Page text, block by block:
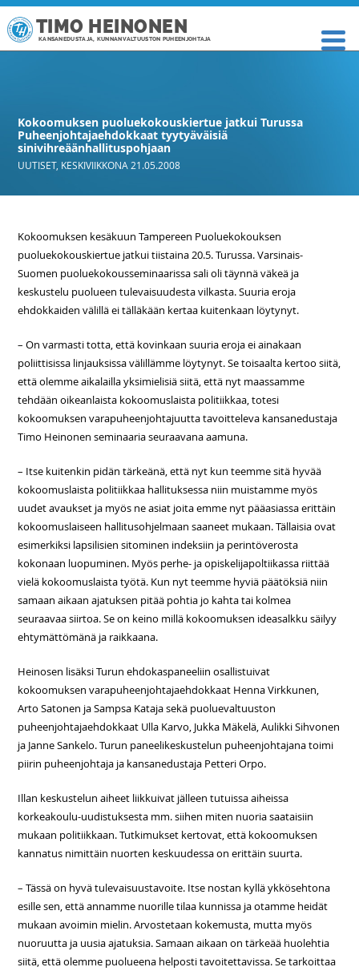
TIMO HEINONEN
KANSANEDUSTAJA, KUNNANVALTUUSTON PUHEENJOHTAJA
Kokoomuksen puoluekokouskiertue jatkui Turussa
Puheenjohtajaehdokkaat tyytyäväisiä
sinivihreäänhallituspohjaan
UUTISET, KESKIVIIKKONA 21.05.2008
Kokoomuksen kesäkuun Tampereen Puoluekokouksen
puoluekokouskiertue jatkui tiistaina 20.5. Turussa. Varsinais-
Suomen puoluekokousseminaarissa sali oli täynnä väkeä ja
keskustelu puolueen tulevaisuudesta vilkasta. Suuria eroja
ehdokkaiden välillä ei tälläkään kertaa kuitenkaan löytynyt.
– On varmasti totta, että kovinkaan suuria eroja ei ainakaan
poliittisissa linjauksissa välillämme löytynyt. Se toisaalta kertoo siitä,
että olemme aikalailla yksimielisiä siitä, että nyt maassamme
tehdään oikeanlaista kokoomuslaista politiikkaa, totesi
kokoomuksen varapuheenjohtajuutta tavoitteleva kansanedustaja
Timo Heinonen seminaaria seuraavana aamuna.
– Itse kuitenkin pidän tärkeänä, että nyt kun teemme sitä hyvää
kokoomuslaista politiikkaa hallituksessa niin muistamme myös
uudet avaukset ja myös ne asiat joita emme nyt pääasiassa erittäin
kokoomuslaiseen hallitusohjelmaan saaneet mukaan. Tällaisia ovat
esimerkiksi lapsilisien sitominen indeksiin ja perintöverosta
kokonaan luopuminen. Myös perhe- ja opiskelijapoltiikassa riittää
vielä kokoomuslaista työtä. Kun nyt teemme hyviä päätöksiä niin
samaan aikaan ajatuksen pitää pohtia jo kahta tai kolmea
seuraavaa siirtoa. Se on keino millä kokoomuksen ideasalkku säilyy
ehtymättömänä ja raikkaana.
Heinosen lisäksi Turun ehdokaspaneeliin osallistuivat
kokoomuksen varapuheenjohtajaehdokkaat Henna Virkkunen,
Arto Satonen ja Sampsa Kataja sekä puoluevaltuuston
puheenjohtajaehdokkaat Ulla Karvo, Jukka Mäkelä, Aulikki Sihvonen
ja Janne Sankelo. Turun paneelikeskustelun puheenjohtajana toimi
piirin puheenjohtaja ja kansanedustaja Petteri Orpo.
Illan keskustelun aiheet liikkuivat jälleen tutuissa aiheissa
korkeakoulu-uudistuksesta mm. siihen miten nuoria saataisiin
mukaan politiikkaan. Tutkimukset kertovat, että kokoomuksen
kannatus nimittäin nuorten keskuudessa on erittäin suurta.
– Tässä on hyvä tulevaisuustavoite. Itse nostan kyllä ykkösehtona
esille sen, että annamme nuorille tilaa kunnissa ja otamme heidät
mukaan avoimin mielin. Arvostetaan kokemusta, mutta myös
nuoruutta ja uusia ajatuksia. Samaan aikaan on tärkeää huolehtia
siitä, että olemme puolueena helposti tavoitettavissa. Se tarkoittaa